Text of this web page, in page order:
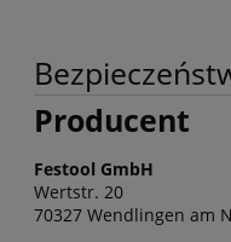
Producent
Festool GmbH
Wertstr. 20
70327 Wendlingen am